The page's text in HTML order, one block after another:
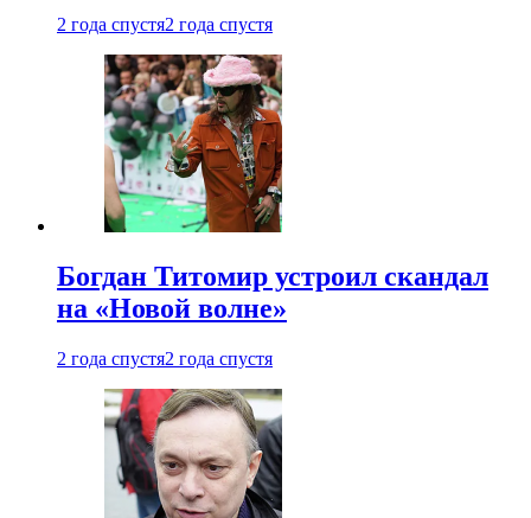
2 года спустя2 года спустя
Богдан Титомир устроил скандал
на «Новой волне»
2 года спустя2 года спустя